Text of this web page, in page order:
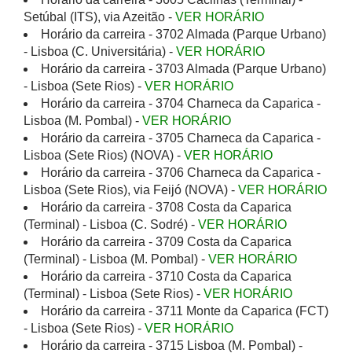
Setúbal (ITS), via Azeitão - VER HORÁRIO
Horário da carreira - 3702 Almada (Parque Urbano)
- Lisboa (C. Universitária) - VER HORÁRIO
Horário da carreira - 3703 Almada (Parque Urbano)
- Lisboa (Sete Rios) - VER HORÁRIO
Horário da carreira - 3704 Charneca da Caparica -
Lisboa (M. Pombal) - VER HORÁRIO
Horário da carreira - 3705 Charneca da Caparica -
Lisboa (Sete Rios) (NOVA) - VER HORÁRIO
Horário da carreira - 3706 Charneca da Caparica -
Lisboa (Sete Rios), via Feijó (NOVA) - VER HORÁRIO
Horário da carreira - 3708 Costa da Caparica
(Terminal) - Lisboa (C. Sodré) - VER HORÁRIO
Horário da carreira - 3709 Costa da Caparica
(Terminal) - Lisboa (M. Pombal) - VER HORÁRIO
Horário da carreira - 3710 Costa da Caparica
(Terminal) - Lisboa (Sete Rios) - VER HORÁRIO
Horário da carreira - 3711 Monte da Caparica (FCT)
- Lisboa (Sete Rios) - VER HORÁRIO
Horário da carreira - 3715 Lisboa (M. Pombal) -